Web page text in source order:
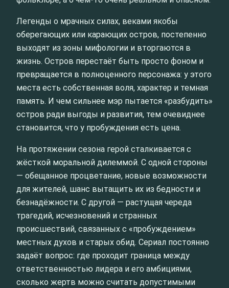
Легенды о мрачных силах, веками якобы
оберегающих или карающих остров, постепенно
выходят из зоны мифологии и вторгаются в
жизнь. Остров перестаёт быть просто фоном и
превращается в полноценного персонажа: у этого
места есть собственная воля, характер и темная
память. И чем сильнее мэр пытается «разбудить»
остров ради выгоды и развития, тем очевиднее
становится, что у пробуждения есть цена.
На протяжении сезона герой сталкивается с
жёсткой моральной дилеммой. С одной стороны
— обещанное процветание, новые возможности
для жителей, шанс вытащить их из бедности и
безнадёжности. С другой — растущая череда
трагедий, исчезновений и странных
происшествий, связанных с «пробуждением»
местных духов и старых обид. Сериал постоянно
задаёт вопрос: где проходит граница между
ответственностью лидера и его амбициями,
сколько жертв можно считать допустимыми